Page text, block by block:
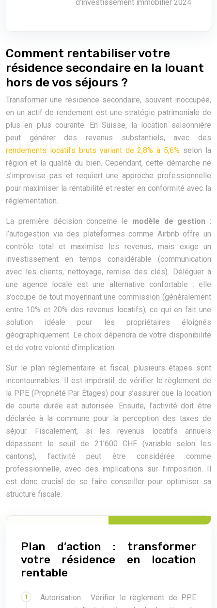
d’investissement immobilier 2024
Comment rentabiliser votre
résidence secondaire en la louant
hors de vos séjours ?
Transformer une résidence secondaire, souvent inoccupée,
en un actif de rendement est une stratégie patrimoniale de
plus en plus courante. En Suisse, la location saisonnière
peut générer des revenus substantiels, avec des
rendements locatifs bruts variant de 2,8% à 5,6% selon la
région et la qualité du bien. Cependant, cette démarche ne
s’improvise pas et requiert une approche professionnelle
pour maximiser la rentabilité et rester en conformité avec la
réglementation.
La première décision concerne le modèle de gestion :
l’autogestion via des plateformes comme Airbnb offre un
contrôle total et maximise les revenus, mais exige un
investissement en temps considérable (communication
avec les clients, nettoyage, remise des clés). Déléguer à
une agence locale est une alternative confortable : elle
s’occupe de tout moyennant une commission (généralement
entre 10% et 20% des revenus locatifs), ce qui en fait une
solution idéale pour les propriétaires éloignés
géographiquement. Le choix dépendra de votre disponibilité
et de votre volonté d’implication.
Sur le plan réglementaire et fiscal, plusieurs étapes sont
incontournables. Il est impératif de vérifier le règlement de
la PPE (Propriété Par Étages) pour s’assurer que la location
de courte durée est autorisée. Ensuite, l’activité doit être
déclarée à la commune pour la perception des taxes de
séjour. Fiscalement, si les revenus locatifs annuels
dépassent le seuil de 21’600 CHF (variable selon les
cantons), l’activité peut être considérée comme
professionnelle, avec des implications sur l’imposition. Il
est donc crucial de se faire conseiller pour optimiser sa
structure fiscale.
Plan d’action : transformer
votre résidence en location
rentable
Autorisation : Vérifier le règlement de PPE